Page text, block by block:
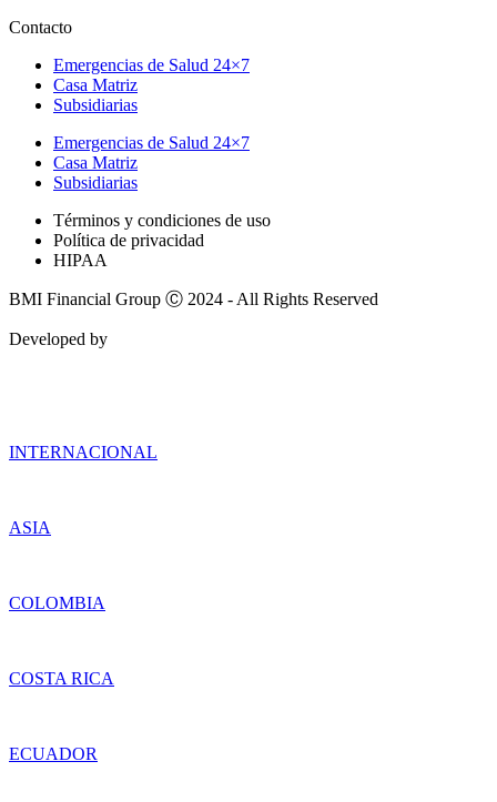
Contacto
Emergencias de Salud 24×7
Casa Matriz
Subsidiarias
Emergencias de Salud 24×7
Casa Matriz
Subsidiarias
Términos y condiciones de uso
Política de privacidad
HIPAA
BMI Financial Group Ⓒ 2024 - All Rights Reserved
Developed by
INTERNACIONAL
ASIA
COLOMBIA
COSTA RICA
ECUADOR